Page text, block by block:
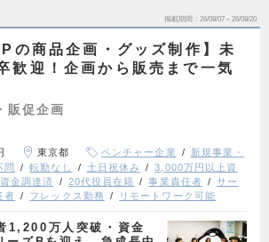
掲載期間 26/08/07～26/08/20
の商品企画・グッズ制作】未
歓迎！企画から販売まで一気
販促企画
東京都 ベンチャー企業
新規事業・
問 転勤なし 土日祝休み
3,000万円以上資
金調達済 20代役員在籍 事業責任者
サー
者 フレックス勤務 リモートワーク可能
1,200万人突破・資金